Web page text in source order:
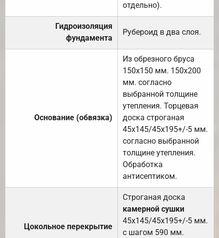
отдельно).
Гидроизоляция
фундамента
Рубероид в два слоя.
Основание (обвязка)
Из обрезного бруса
150х150 мм. 150х200
мм. согласно
выбранной толщине
утепления. Торцевая
доска строганая
45х145/45х195+/-5 мм.
согласно выбранной
толщине утепления.
Обработка
антисептиком.
Цокольное перекрытие
Строганая доска
камерной сушки
45х145/45х195+/-5 мм.
с шагом 590 мм.